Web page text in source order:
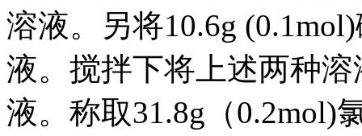
溶液。另将10.6g
液。搅拌下将上述两种
液。称取31.8g（0.2mol)